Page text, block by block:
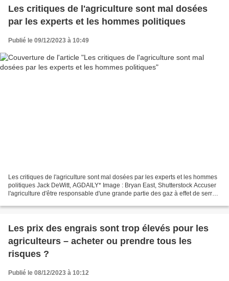
Les critiques de l'agriculture sont mal dosées
par les experts et les hommes politiques
Publié le 09/12/2023 à 10:49
Les critiques de l'agriculture sont mal dosées par les experts et les hommes
politiques Jack DeWitt, AGDAILY* Image : Bryan East, Shutterstock Accuser
l'agriculture d'être responsable d'une grande partie des gaz à effet de serre
Les prix des engrais sont trop élevés pour les
agriculteurs – acheter ou prendre tous les
risques ?
Publié le 08/12/2023 à 10:12